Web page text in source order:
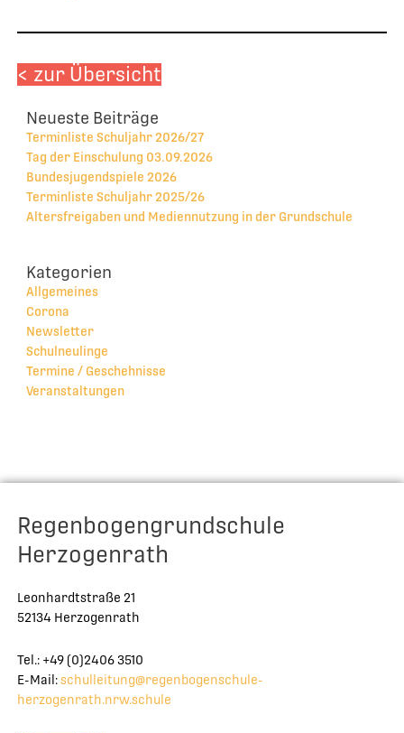
< zur Übersicht
Neueste Beiträge
Terminliste Schuljahr 2026/27
Tag der Einschulung 03.09.2026
Bundesjugendspiele 2026
Terminliste Schuljahr 2025/26
Altersfreigaben und Mediennutzung in der Grundschule
Kategorien
Allgemeines
Corona
Newsletter
Schulneulinge
Termine / Geschehnisse
Veranstaltungen
Regenbogengrundschule
Herzogenrath
Leonhardtstraße 21
52134 Herzogenrath
Tel.: +49 (0)2406 3510
E-Mail:schulleitung@regenbogenschule-
herzogenrath.nrw.schule